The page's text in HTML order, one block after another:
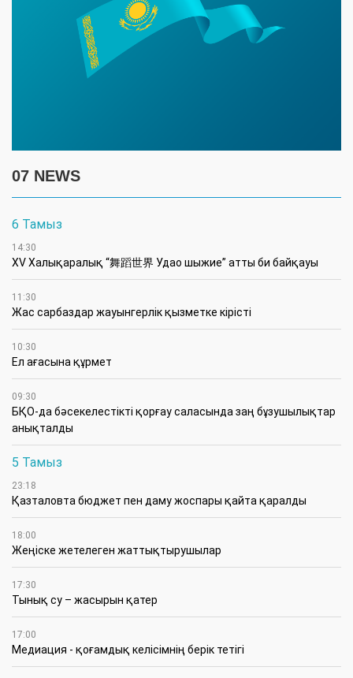
07 NEWS
6 Тамыз
14:30
XV Халықаралық “舞蹈世界 Удао шыжие” атты би байқауы
11:30
Жас сарбаздар жауынгерлік қызметке кірісті
10:30
Ел ағасына құрмет
09:30
БҚО-да бәсекелестікті қорғау саласында заң бұзушылықтар
анықталды
5 Тамыз
23:18
Қазталовта бюджет пен даму жоспары қайта қаралды
18:00
Жеңіске жетелеген жаттықтырушылар
17:30
Тынық су – жасырын қатер
17:00
Медиация - қоғамдық келісімнің берік тетігі